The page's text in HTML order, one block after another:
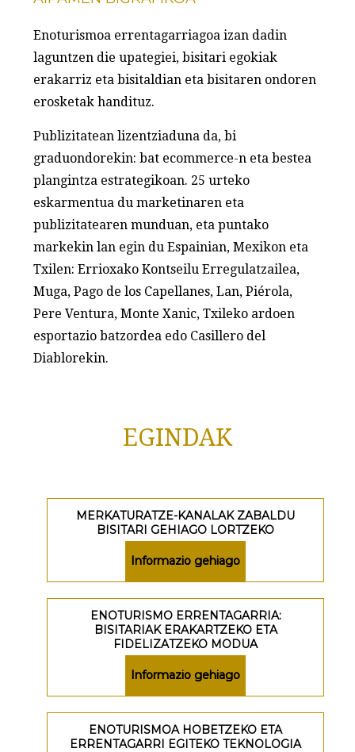
Enoturismoa errentagarriagoa izan dadin
laguntzen die upategiei, bisitari egokiak
erakarriz eta bisitaldian eta bisitaren ondoren
erosketak handituz.
Publizitatean lizentziaduna da, bi
graduondorekin: bat ecommerce-n eta bestea
plangintza estrategikoan. 25 urteko
eskarmentua du marketinaren eta
publizitatearen munduan, eta puntako
markekin lan egin du Espainian, Mexikon eta
Txilen: Errioxako Kontseilu Erregulatzailea,
Muga, Pago de los Capellanes, Lan, Piérola,
Pere Ventura, Monte Xanic, Txileko ardoen
esportazio batzordea edo Casillero del
Diablorekin.
EGINDAK
MERKATURATZE-KANALAK ZABALDU
BISITARI GEHIAGO LORTZEKO
Informazio gehiago
ENOTURISMO ERRENTAGARRIA:
BISITARIAK ERAKARTZEKO ETA
FIDELIZATZEKO MODUA
Informazio gehiago
ENOTURISMOA HOBETZEKO ETA
ERRENTAGARRI EGITEKO TEKNOLOGIA